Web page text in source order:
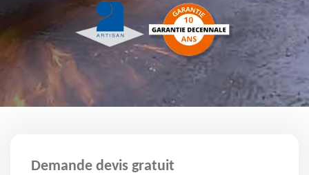
Demande devis gratuit